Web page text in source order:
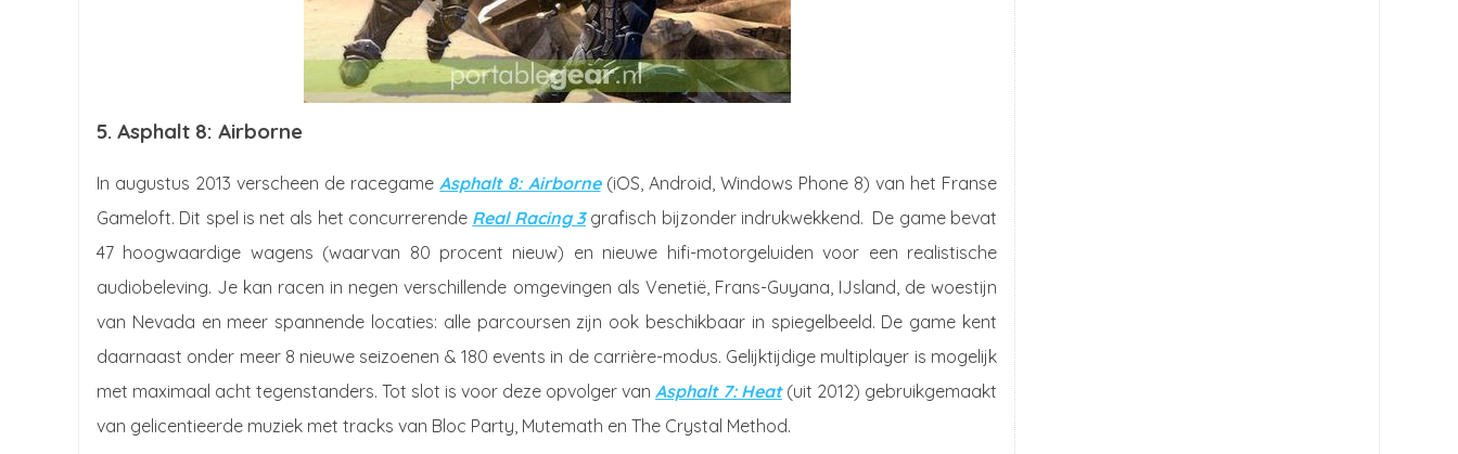
5. Asphalt 8: Airborne
In augustus 2013 verscheen de racegameAsphalt 8: Airborne (iOS, Android, Windows Phone 8) van het Franse
Gameloft. Dit spel is net als het concurrerende Real Racing 3grafisch bijzonder indrukwekkend. De game bevat
47 hoogwaardige wagens (waarvan 80 procent nieuw) en nieuwe hifi-motorgeluiden voor een realistische
audiobeleving. Je kan racen in negen verschillende omgevingen als Venetië, Frans-Guyana, IJsland, de woestijn
van Nevada en meer spannende locaties: alle parcoursen zijn ook beschikbaar in spiegelbeeld. De game kent
daarnaast onder meer 8 nieuwe seizoenen & 180 events in de carrière-modus. Gelijktijdige multiplayer is mogelijk
met maximaal acht tegenstanders. Tot slot is voor deze opvolger van Asphalt 7: Heat(uit 2012) gebruikgemaakt
van gelicentieerde muziek met tracks van Bloc Party, Mutemath en The Crystal Method.